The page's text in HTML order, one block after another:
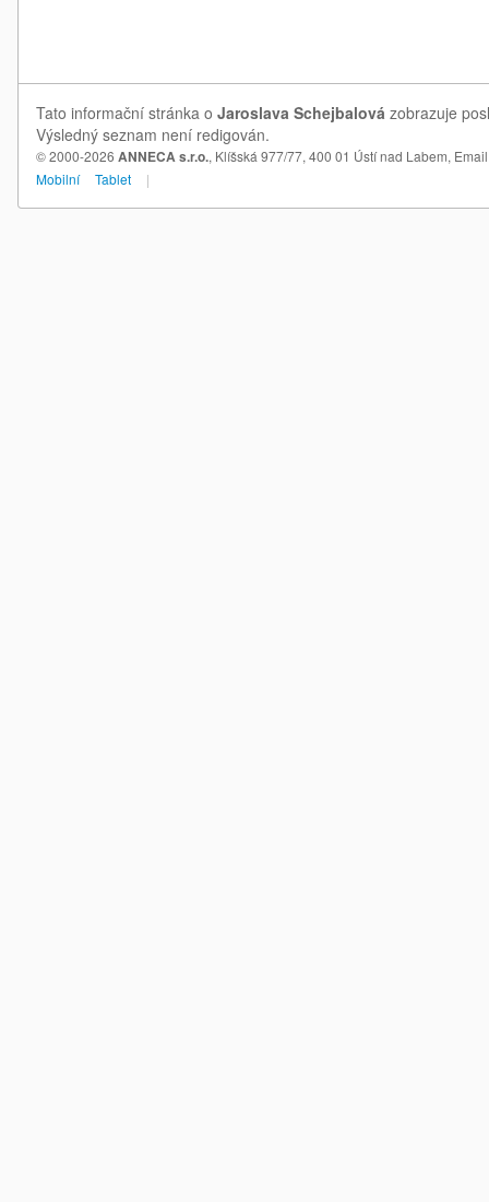
Tato informační stránka o Jaroslava Schejbalová zobrazuje
Výsledný seznam není redigován.
© 2000-2026 ANNECA s.r.o., Klíšská 977/77, 400 01 Ústí nad Labem,
Mobilní
Tablet |